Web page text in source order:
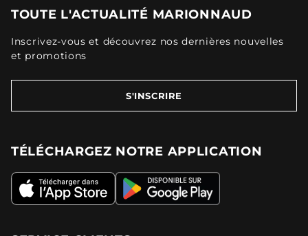
TOUTE L'ACTUALITÉ MARIONNAUD
Inscrivez-vous et découvrez nos dernières nouvelles
et promotions
S'INSCRIRE
TÉLÉCHARGEZ NOTRE APPLICATION